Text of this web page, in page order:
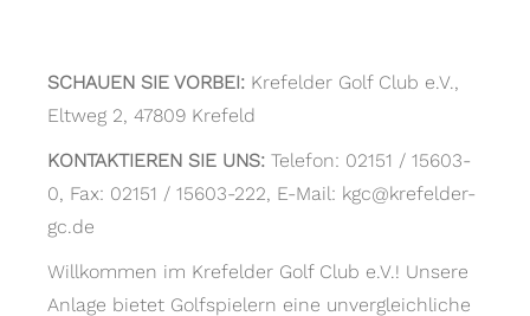
SCHAUEN SIE VORBEI: Krefelder Golf Club e.V.,
Eltweg 2, 47809 Krefeld
KONTAKTIEREN SIE UNS: Telefon: 02151 / 15603-
0, Fax: 02151 / 15603-222, E-Mail: kgc@krefelder-
gc.de
Willkommen im Krefelder Golf Club e.V.! Unsere
Anlage bietet Golfspielern eine unvergleichliche